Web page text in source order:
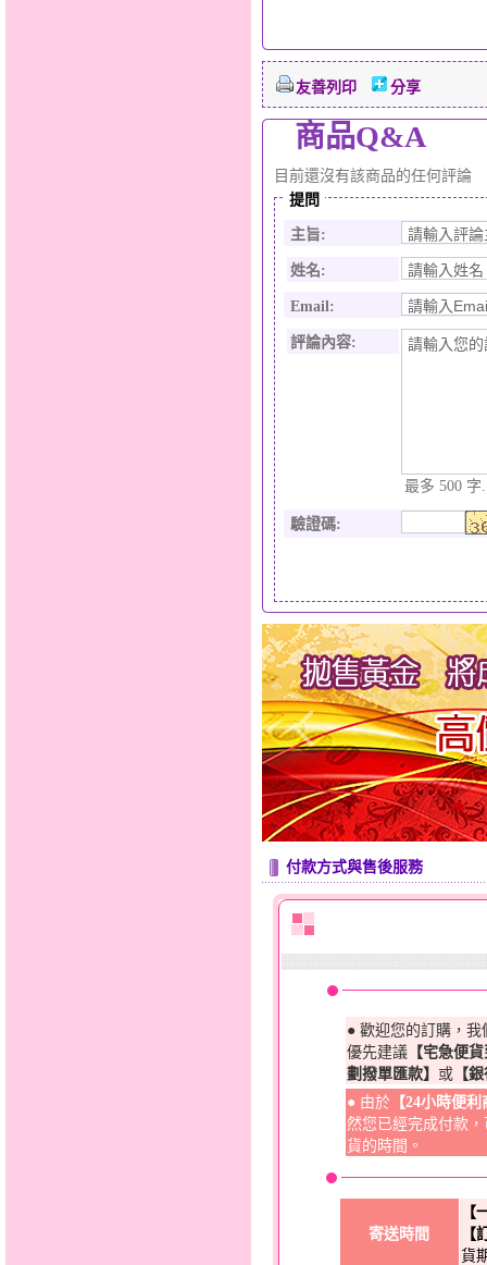
友善列印 分享
商品Q&A
目前還沒有該商品的任何評論
提問
主旨:
姓名:
Email:
評論內容:
最多 500 字.
驗證碼:
付款方式與售後服務
● 歡迎您的訂購，
優先建議 【宅急便
劃撥單匯款】 或 【
● 由於 【24小時便
然您已經完成付款
貨的時間。
寄送時間
【
【
貨